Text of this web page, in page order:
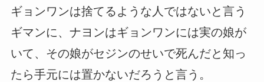
ギョンワンは捨てるような人ではないと言う
ギマンに、ナヨンはギョンワンには実の娘が
いて、その娘がセジンのせいで死んだと知っ
たら手元には置かないだろうと言う。